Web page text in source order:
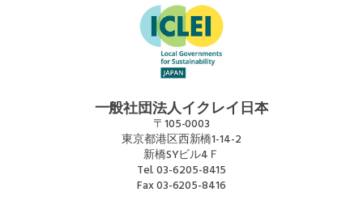
一般社団法人イクレイ日本
〒105-0003
東京都港区西新橋1-14-2
新橋SYビル4Ｆ
Tel.03-6205-8415
Fax03-6205-8416